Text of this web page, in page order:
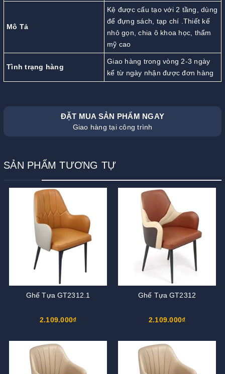
Mô Tả
Kệ được cấu tạo với 2 tầng, dùng
để đựng sách, tạp chí .Thiết kế
nhỏ gọn, chia ô khoa học, thẩm
mỹ cao
Tình trạng hàng
Giao hàng trong vòng 2-3 ngày
kể từ ngày nhận được đơn hàng
ĐẶT MUA SẢN PHẨM NGAY
Giao hàng tại công trình
SẢN PHẨM TƯƠNG TỰ
Ghế Tựa GT2312.1
2.109.000₫
Ghế Tựa GT2312
2.109.000₫